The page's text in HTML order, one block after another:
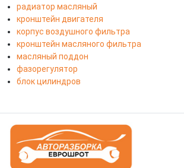
радиатор масляный
кронштейн двигателя
корпус воздушного фильтра
кронштейн масляного фильтра
масляный поддон
фазорегулятор
блок цилиндров